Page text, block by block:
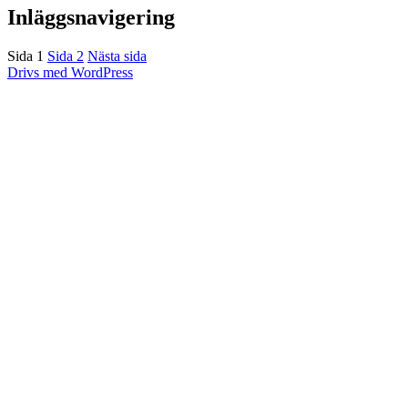
Inläggsnavigering
Sida 1 Sida 2 Nästa sida
Drivs med WordPress